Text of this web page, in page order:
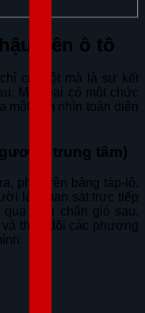
trên ô tô
có một mà là sự kết
Mỗi loại có một chức
một tầm nhìn toàn diện
trung tâm)
phía trên bảng táp-lô.
lái quan sát trực tiếp
kính chắn gió sau.
theo dõi các phương